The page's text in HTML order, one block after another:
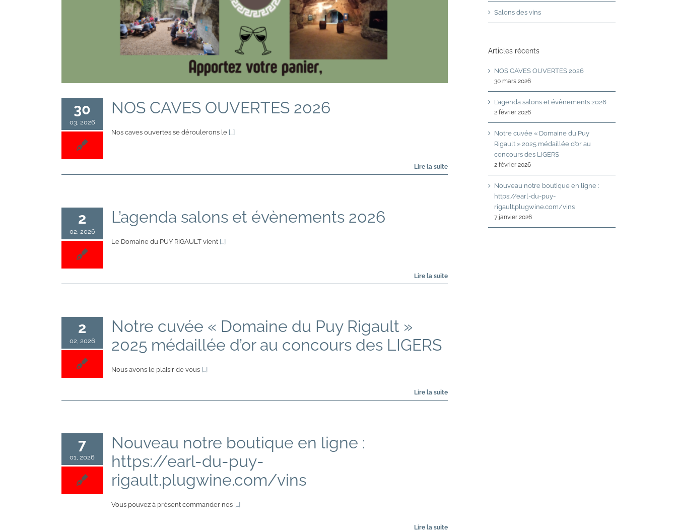
30
03, 2026
NOS CAVES OUVERTES 2026
Nos caves ouvertes se déroulerons le [...]
2
02, 2026
L’agenda salons et évènements 2026
Le Domaine du PUY RIGAULT vient [...]
2
02, 2026
Notre cuvée « Domaine du Puy Rigault »
2025 médaillée d’or au concours des LIGERS
Nous avons le plaisir de vous [...]
7
01, 2026
Nouveau notre boutique en ligne :
https://earl-du-puy-
rigault.plugwine.com/vins
Vous pouvez à présent commander nos [...]
Salons des vins
Articles récents
NOS CAVES OUVERTES 2026
30 mars 2026
L’agenda salons et évènements 2026
2 février 2026
Notre cuvée « Domaine du Puy
Rigault » 2025 médaillée d’or au
concours des LIGERS
2 février 2026
Nouveau notre boutique en ligne :
https://earl-du-puy-
rigault.plugwine.com/vins
7 janvier 2026